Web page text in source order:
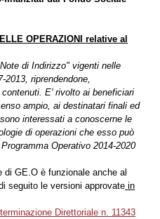
OPERAZIONI relative al
di Indirizzo" vigenti nelle
2013, riprendendone,
contenuti. E'rivolto ai beneficiari
ampio, ai destinatari finali ed
interessati a conoscerne le
di operazioni che esso può
Operativo 2014-2020
di GE.O è funzionale anche al
di seguito le versioni approvate in
Direttoriale n. 11343